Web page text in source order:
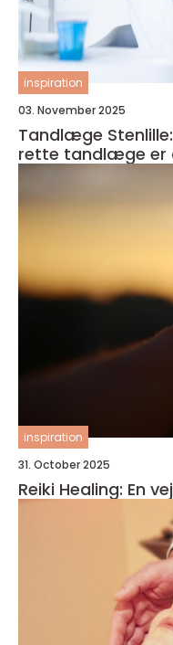
inspiration
03. November 2025
Tandlæge
rette tandlæge er
inspiration
31. October 2025
Reiki Healing: En